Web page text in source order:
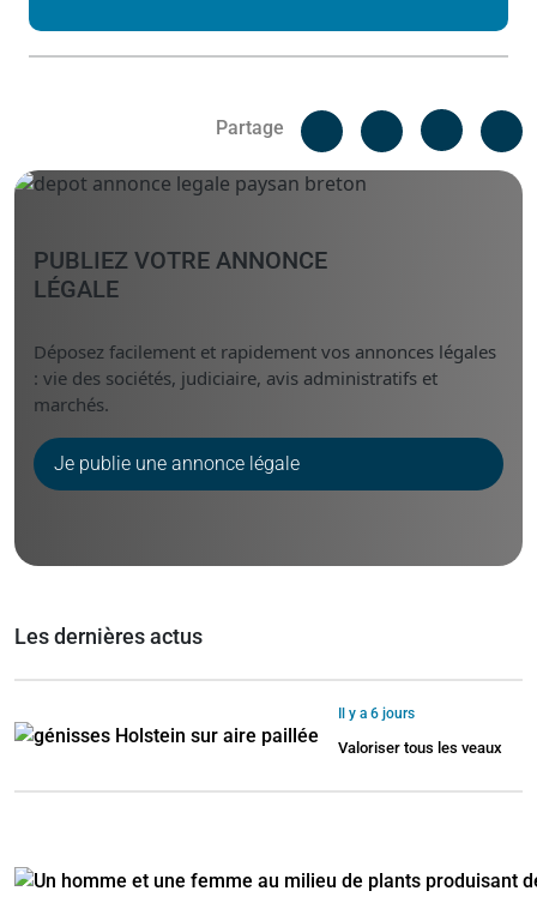
Partage
Facebook
Linked
PUBLIEZ VOTRE ANNONCE
LÉGALE
Déposez facilement et rapidement vos annonces légales
: vie des sociétés, judiciaire, avis administratifs et
marchés.
Je publie une annonce légale
Les dernières actus
Il y a 6 jours
Valoriser tous les veaux